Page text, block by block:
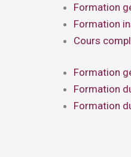
Formation
Formation
Cours
Formation
Formation
Formation